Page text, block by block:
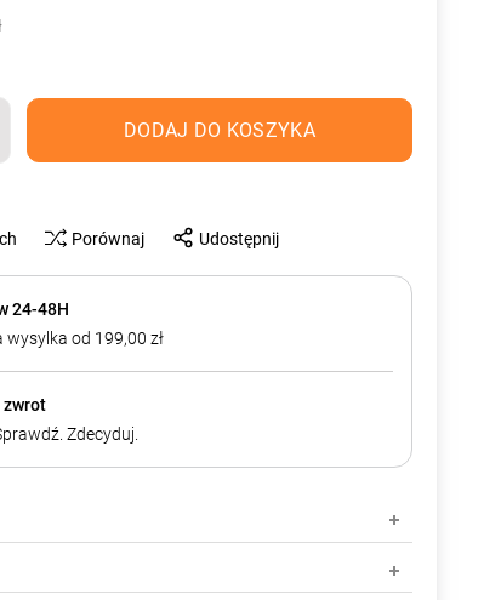
DODAJ DO KOSZYKA
Porównaj Udostępnij
24-48H
wysylka od 199,00 zł
zwrot
Zdecyduj.